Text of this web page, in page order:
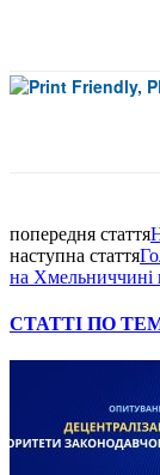
попередня стаття
наступна стаття
на Хмельниччині
СТАТТІ ПО